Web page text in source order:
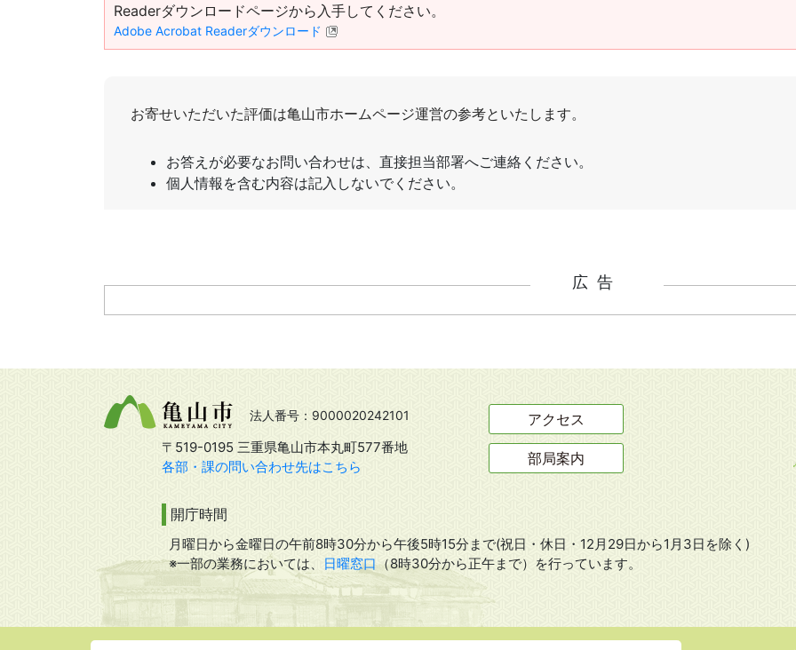
Readerダウンロードページから入手してください。
Adobe Acrobat Readerダウンロード
広告
法人番号：9000020242101
〒519-0195 三重県亀山市本丸町577番地
各部・課の問い合わせ先はこちら
アクセス
部局案内
開庁時間
月曜日から金曜日の午前8時30分から午後5時15分まで(祝日・休日・12月29日から1月3日を除く)
※一部の業務においては、
日曜窓口（8時30分から正午まで）を行っています。